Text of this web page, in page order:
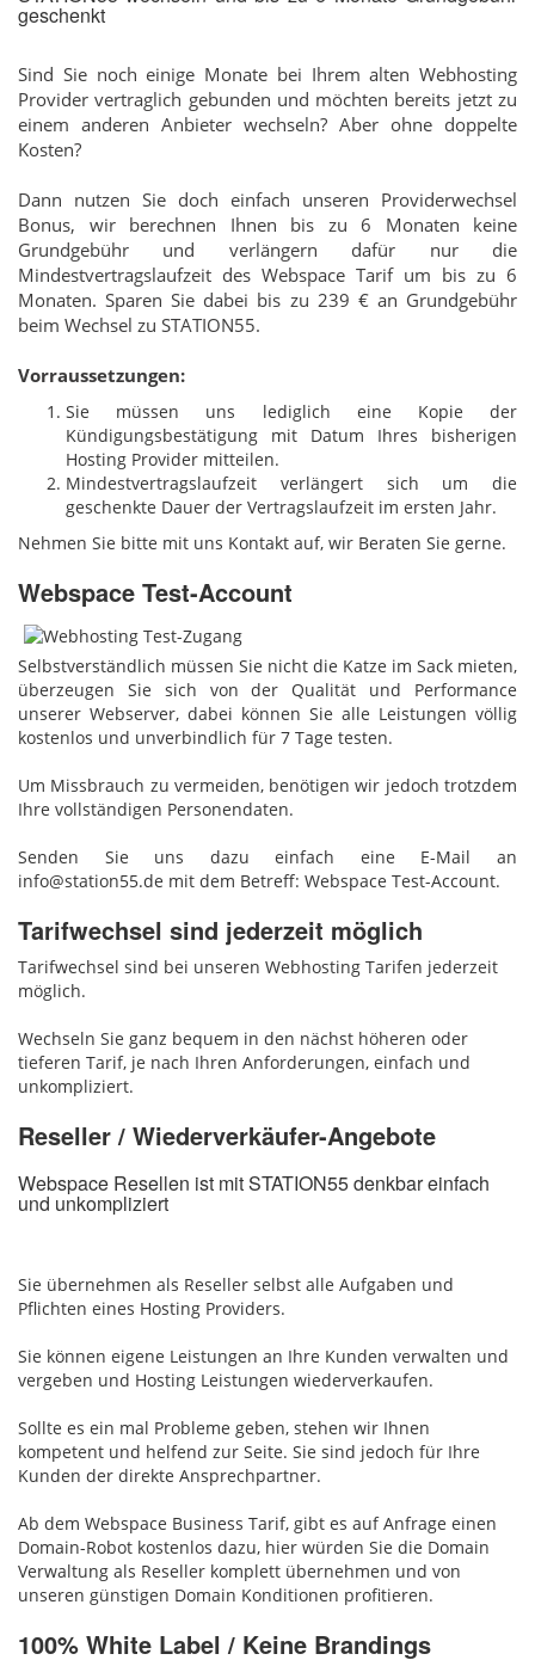
geschenkt
Sind Sie noch einige Monate bei Ihrem alten Webhosting
Provider vertraglich gebunden und möchten bereits jetzt zu
einem anderen Anbieter wechseln? Aber ohne doppelte
Kosten?
Dann nutzen Sie doch einfach unseren Providerwechsel
Bonus, wir berechnen Ihnen bis zu 6 Monaten keine
Grundgebühr und verlängern dafür nur die
Mindestvertragslaufzeit des Webspace Tarif um bis zu 6
Monaten. Sparen Sie dabei bis zu 239 € an Grundgebühr
beim Wechsel zu STATION55.
Vorraussetzungen:
Sie müssen uns lediglich eine Kopie der
Kündigungsbestätigung mit Datum Ihres bisherigen
Hosting Provider mitteilen.
Mindestvertragslaufzeit verlängert sich um die
geschenkte Dauer der Vertragslaufzeit im ersten Jahr.
Nehmen Sie bitte mit uns Kontakt auf, wir Beraten Sie gerne.
Webspace Test-Account
Selbstverständlich müssen Sie nicht die Katze im Sack mieten,
überzeugen Sie sich von der Qualität und Performance
unserer Webserver, dabei können Sie alle Leistungen völlig
kostenlos und unverbindlich für 7 Tage testen.
Um Missbrauch zu vermeiden, benötigen wir jedoch trotzdem
Ihre vollständigen Personendaten.
Senden Sie uns dazu einfach eine E-Mail an
info@station55.de mit dem Betreff: Webspace Test-Account.
Tarifwechsel sind jederzeit möglich
Tarifwechsel sind bei unseren Webhosting Tarifen jederzeit
möglich.
Wechseln Sie ganz bequem in den nächst höheren oder
tieferen Tarif, je nach Ihren Anforderungen, einfach und
unkompliziert.
Reseller / Wiederverkäufer-Angebote
Webspace Resellen ist mit STATION55 denkbar einfach
und unkompliziert
Sie übernehmen als Reseller selbst alle Aufgaben und
Pflichten eines Hosting Providers.
Sie können eigene Leistungen an Ihre Kunden verwalten und
vergeben und Hosting Leistungen wiederverkaufen.
Sollte es ein mal Probleme geben, stehen wir Ihnen
kompetent und helfend zur Seite. Sie sind jedoch für Ihre
Kunden der direkte Ansprechpartner.
Ab dem Webspace Business Tarif, gibt es auf Anfrage einen
Domain-Robot kostenlos dazu, hier würden Sie die Domain
Verwaltung als Reseller komplett übernehmen und von
unseren günstigen Domain Konditionen profitieren.
100% White Label / Keine Brandings